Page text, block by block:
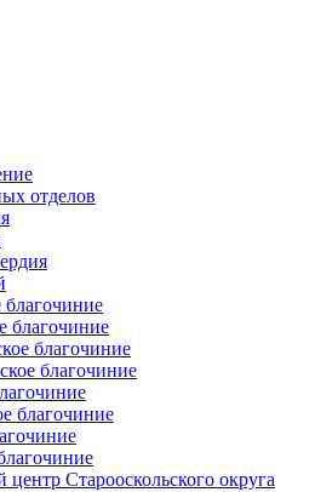
отделов
благочиние
благочиние
благочиние
благочиние
благочиние
Старооскольского округа